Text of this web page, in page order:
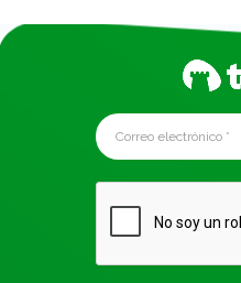
Alternative: